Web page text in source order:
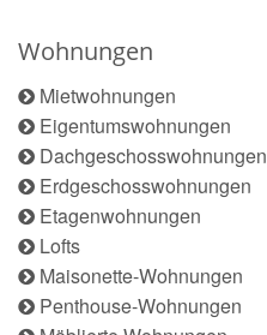
Wohnungen
Mietwohnungen
Eigentumswohnungen
Dachgeschosswohnungen
Erdgeschosswohnungen
Etagenwohnungen
Lofts
Maisonette-Wohnungen
Penthouse-Wohnungen